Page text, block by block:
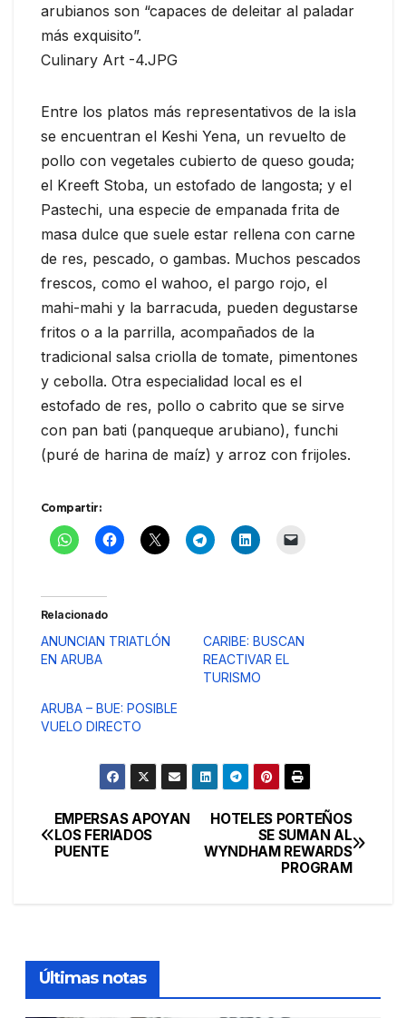
arubianos son “capaces de deleitar al paladar
más exquisito”.
Culinary Art -4.JPG
Entre los platos más representativos de la isla
se encuentran el Keshi Yena, un revuelto de
pollo con vegetales cubierto de queso gouda;
el Kreeft Stoba, un estofado de langosta; y el
Pastechi, una especie de empanada frita de
masa dulce que suele estar rellena con carne
de res, pescado, o gambas. Muchos pescados
frescos, como el wahoo, el pargo rojo, el
mahi-mahi y la barracuda, pueden degustarse
fritos o a la parrilla, acompañados de la
tradicional salsa criolla de tomate, pimentones
y cebolla. Otra especialidad local es el
estofado de res, pollo o cabrito que se sirve
con pan bati (panqueque arubiano), funchi
(puré de harina de maíz) y arroz con frijoles.
Compartir:
Relacionado
ANUNCIAN TRIATLÓN
EN ARUBA
CARIBE: BUSCAN
REACTIVAR EL
TURISMO
ARUBA – BUE: POSIBLE
VUELO DIRECTO
Navegación
de
HOTELES PORTEÑOS
SE SUMAN AL
WYNDHAM REWARDS
PROGRAM
EMPERSAS APOYAN
LOS FERIADOS
PUENTE
Últimas notas